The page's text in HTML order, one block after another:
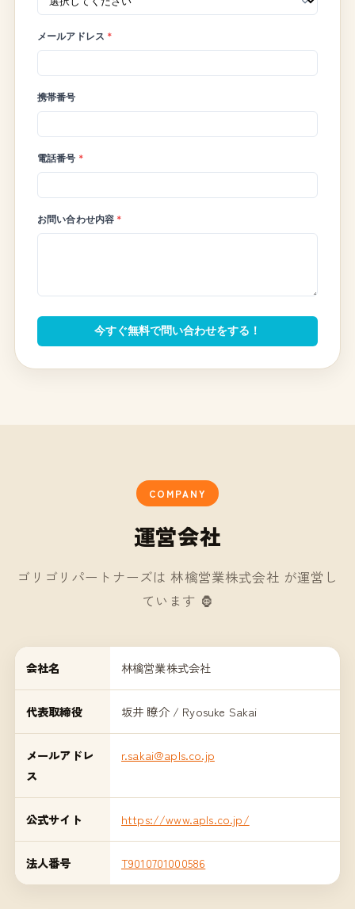
メールアドレス *
携帯番号
電話番号 *
お問い合わせ内容 *
今すぐ無料で問い合わせをする！
COMPANY
運営会社
ゴリゴリパートナーズは 林檎営業株式会社 が運営し
ています 🦍
会社名 林檎営業株式会社
代表取締役 坂井 瞭介 / Ryosuke Sakai
メールアドレ
ス
r.sakai@apls.co.jp
公式サイト https://www.apls.co.jp/
法人番号 T9010701000586